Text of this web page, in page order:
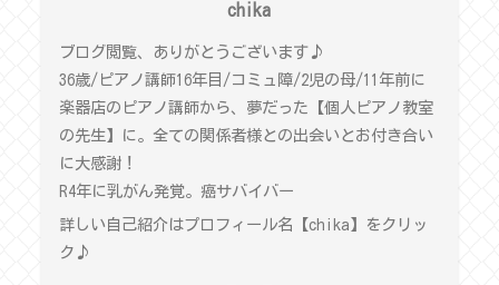
chika
ブログ閲覧、ありがとうございます♪
36歳/ピアノ講師16年目/コミュ障/2児の母/11年前に
楽器店のピアノ講師から、夢だった【個人ピアノ教室
の先生】に。全ての関係者様との出会いとお付き合い
に大感謝！
R4年に乳がん発覚。癌サバイバー
詳しい自己紹介はプロフィール名【chika】をクリッ
ク♪